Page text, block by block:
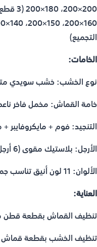
200×200، 180×200 (3 قطع قبل التجميع)
التجميع)
الخامات:
نوع الخشب: خشب سويدي
خامة القماش: مخمل فاخر
التنجيد: فوم + مايكروفايبر
الأرجل: بلاستيك مقوى (6 أرجل لكل بوكس)
الألوان: 11 لون أنيق تناسب جميع الأذواق
العناية:
تنظيف القماش بقطعة قطن
تنظيف الخشب بقطعة قماش